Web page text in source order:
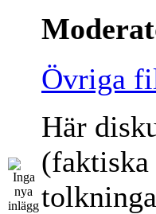
Övriga
Här